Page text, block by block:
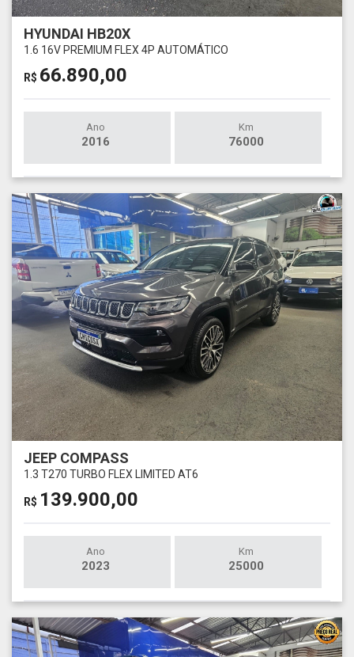
HYUNDAI HB20X
1.6 16V PREMIUM FLEX 4P AUTOMÁTICO
R$ 66.890,00
Ano
2016
Km
76000
JEEP COMPASS
1.3 T270 TURBO FLEX LIMITED AT6
R$ 139.900,00
Ano
2023
Km
25000